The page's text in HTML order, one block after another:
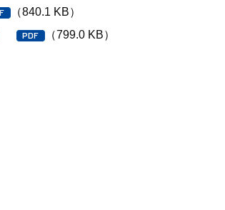
（840.1 KB）
（799.0 KB）